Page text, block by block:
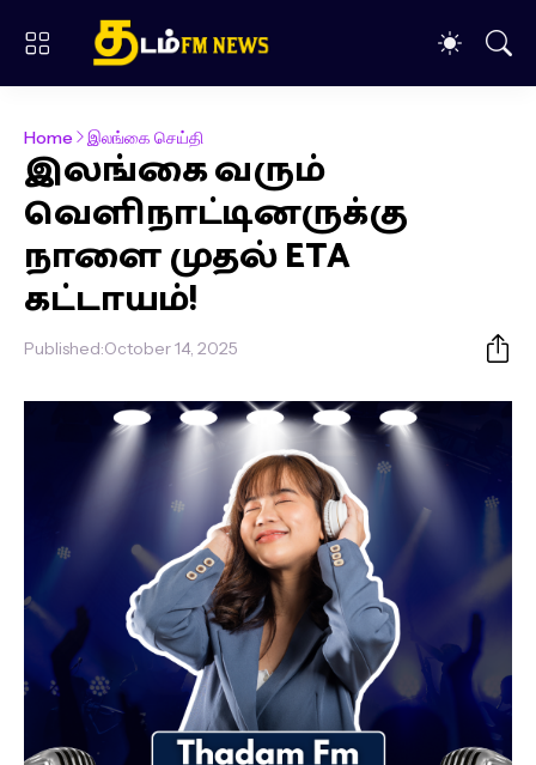
Home இலங்கை செய்தி
இலங்கை வரும்
வெளிநாட்டினருக்கு
நாளை முதல் ETA
கட்டாயம்!
Published:October 14, 2025